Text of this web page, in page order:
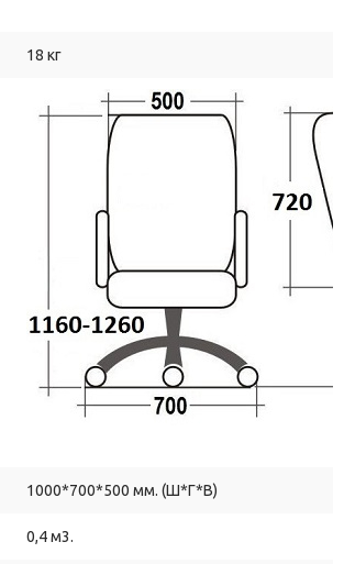
18 кг
1000*700*500 мм. (Ш*Г*В)
0,4 м3.